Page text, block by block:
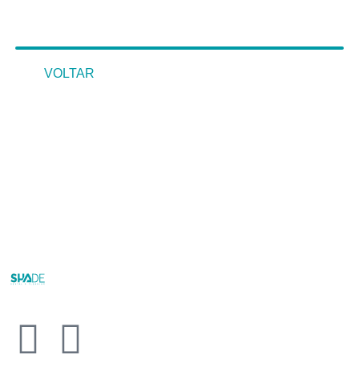
VOLTAR